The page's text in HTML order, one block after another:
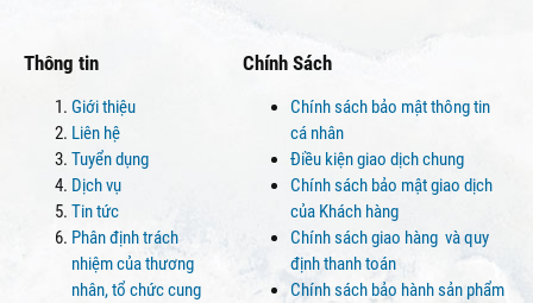
Thông tin
Giới thiệu
Liên hệ
Tuyển dụng
Dịch vụ
Tin tức
Phân định trách
nhiệm của thương
nhân, tổ chức cung
Chính Sách
Chính sách bảo mật thông tin
cá nhân
Điều kiện giao dịch chung
Chính sách bảo mật giao dịch
của Khách hàng
Chính sách giao hàng và quy
định thanh toán
Chính sách bảo hành sản phẩm